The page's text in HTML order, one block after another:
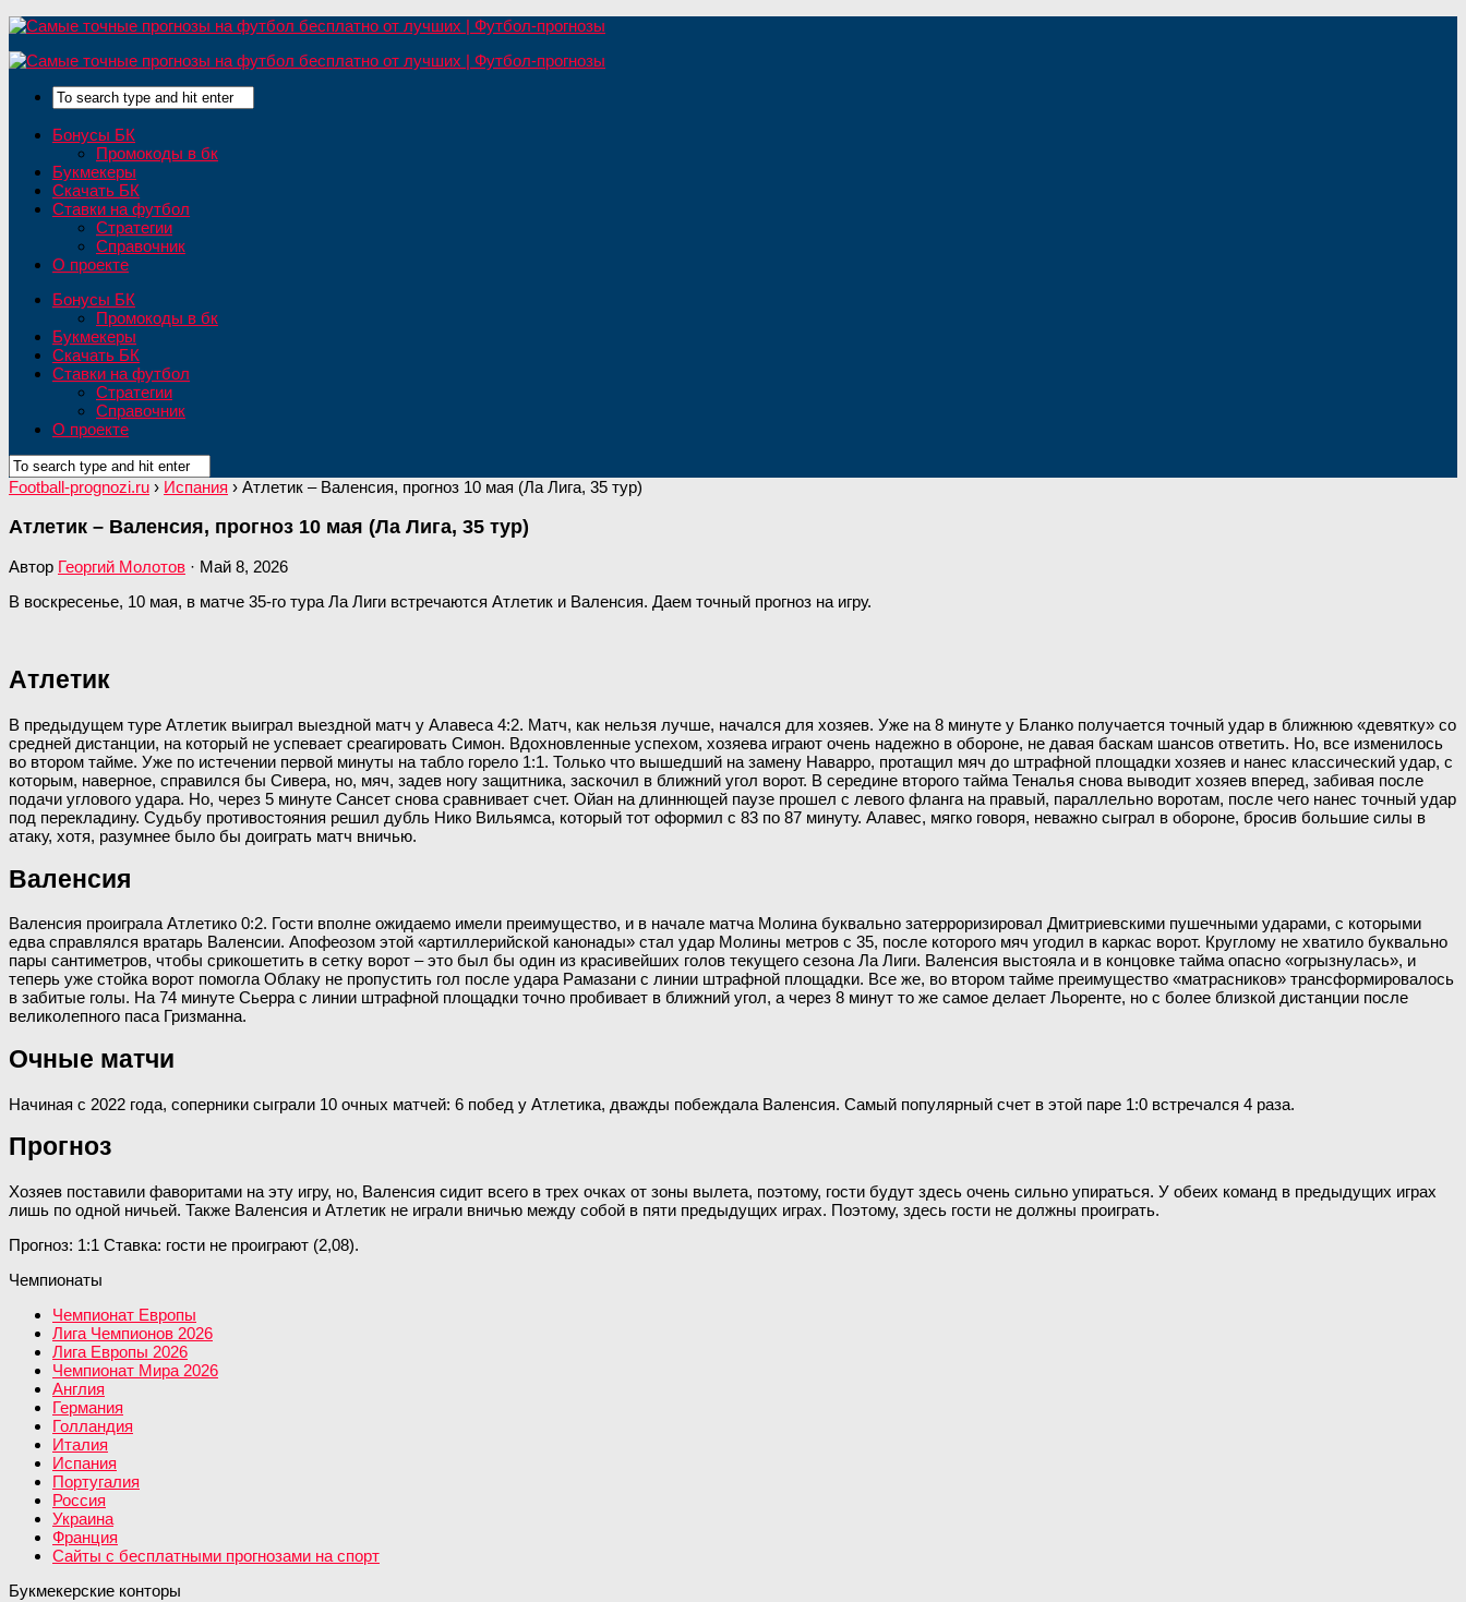
Бонусы БК
Промокоды в бк
Букмекеры
Скачать БК
Ставки на футбол
Стратегии
Справочник
О проекте
Бонусы БК
Промокоды в бк
Букмекеры
Скачать БК
Ставки на футбол
Стратегии
Справочник
О проекте
Football-prognozi.ru › Испания › Атлетик – Валенсия, прогноз 10 мая (Ла Лига, 35 тур)
Атлетик – Валенсия, прогноз 10 мая (Ла Лига, 35 тур)
Автор Георгий Молотов · Май 8, 2026
В воскресенье, 10 мая, в матче 35-го тура Ла Лиги встречаются Атлетик и Валенсия. Даем точный прогноз на игру.
Атлетик
В предыдущем туре Атлетик выиграл выездной матч у Алавеса 4:2. Матч, как нельзя лучше, начался для хозяев. Уже на 8 минуте у Бланко получается точный удар в ближнюю «девятку» со
средней дистанции, на который не успевает среагировать Симон. Вдохновленные успехом, хозяева играют очень надежно в обороне, не давая баскам шансов ответить. Но, все изменилось
во втором тайме. Уже по истечении первой минуты на табло горело 1:1. Только что вышедший на замену Наварро, протащил мяч до штрафной площадки хозяев и нанес классический удар, с
которым, наверное, справился бы Сивера, но, мяч, задев ногу защитника, заскочил в ближний угол ворот. В середине второго тайма Теналья снова выводит хозяев вперед, забивая после
подачи углового удара. Но, через 5 минуте Сансет снова сравнивает счет. Ойан на длиннющей паузе прошел с левого фланга на правый, параллельно воротам, после чего нанес точный удар
под перекладину. Судьбу противостояния решил дубль Нико Вильямса, который тот оформил с 83 по 87 минуту. Алавес, мягко говоря, неважно сыграл в обороне, бросив большие силы в
атаку, хотя, разумнее было бы доиграть матч вничью.
Валенсия
Валенсия проиграла Атлетико 0:2. Гости вполне ожидаемо имели преимущество, и в начале матча Молина буквально затерроризировал Дмитриевскими пушечными ударами, с которыми
едва справлялся вратарь Валенсии. Апофеозом этой «артиллерийской канонады» стал удар Молины метров с 35, после которого мяч угодил в каркас ворот. Круглому не хватило буквально
пары сантиметров, чтобы срикошетить в сетку ворот – это был бы один из красивейших голов текущего сезона Ла Лиги. Валенсия выстояла и в концовке тайма опасно «огрызнулась», и
теперь уже стойка ворот помогла Облаку не пропустить гол после удара Рамазани с линии штрафной площадки. Все же, во втором тайме преимущество «матрасников» трансформировалось
в забитые голы. На 74 минуте Сьерра с линии штрафной площадки точно пробивает в ближний угол, а через 8 минут то же самое делает Льоренте, но с более близкой дистанции после
великолепного паса Гризманна.
Очные матчи
Начиная с 2022 года, соперники сыграли 10 очных матчей: 6 побед у Атлетика, дважды побеждала Валенсия. Самый популярный счет в этой паре 1:0 встречался 4 раза.
Прогноз
Хозяев поставили фаворитами на эту игру, но, Валенсия сидит всего в трех очках от зоны вылета, поэтому, гости будут здесь очень сильно упираться. У обеих команд в предыдущих играх
лишь по одной ничьей. Также Валенсия и Атлетик не играли вничью между собой в пяти предыдущих играх. Поэтому, здесь гости не должны проиграть.
Прогноз: 1:1 Ставка: гости не проиграют (2,08).
Чемпионаты
Чемпионат Европы
Лига Чемпионов 2026
Лига Европы 2026
Чемпионат Мира 2026
Англия
Германия
Голландия
Италия
Испания
Португалия
Россия
Украина
Франция
Сайты с бесплатными прогнозами на спорт
Букмекерские конторы